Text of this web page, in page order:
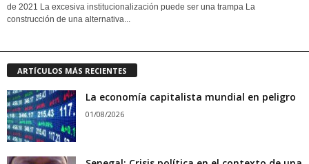
de 2021 La excesiva institucionalización puede ser una trampa La
construcción de una alternativa...
ARTÍCULOS MÁS RECIENTES
La economía capitalista mundial en peligro
01/08/2026